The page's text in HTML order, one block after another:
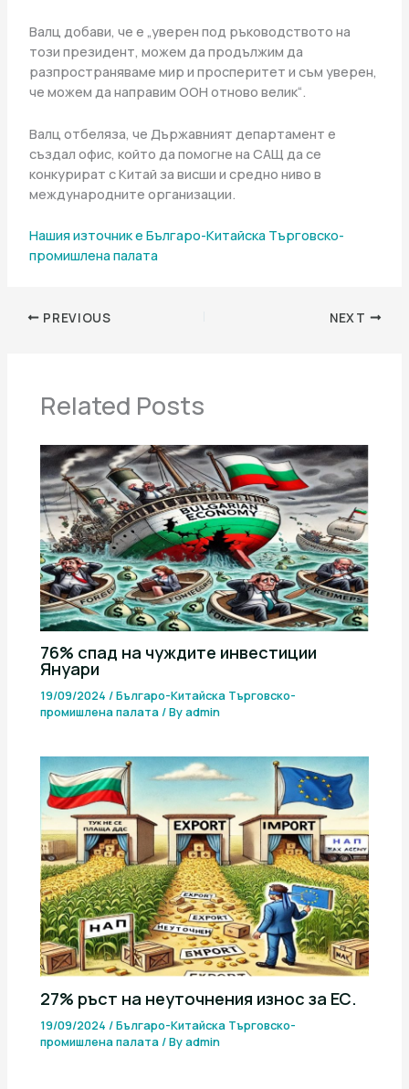
Валц добави, че е „уверен под ръководството на
този президент, можем да продължим да
разпространяваме мир и просперитет и съм уверен,
че можем да направим ООН отново велик“.
Валц отбеляза, че Държавният департамент е
създал офис, който да помогне на САЩ да се
конкурират с Китай за висши и средно ниво в
международните организации.
Нашия източник е Българо-Китайска Търговско-
промишлена палaта
PREVIOUS NEXT
Related Posts
76% спад на чуждите инвестиции
Януари
19/09/2024/Българо-Китайска Търговско-
промишлена палaта/ Byadmin
27% ръст на неуточнения износ за ЕС.
19/09/2024/Българо-Китайска Търговско-
промишлена палaта/ Byadmin